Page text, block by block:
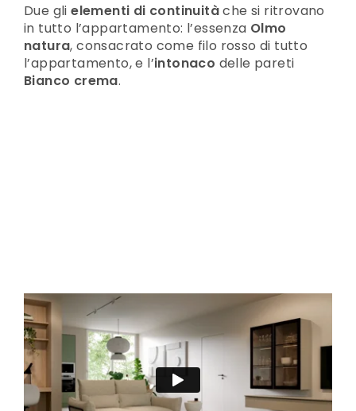
Due glielementi di continuitàche si ritrovano
in tutto l’appartamento: l’essenza Olmo
natura, consacrato come filo rosso di tutto
l’appartamento, e l’intonaco delle pareti
Bianco crema.